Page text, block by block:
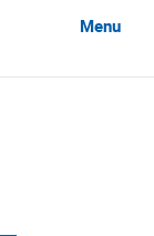
Menu